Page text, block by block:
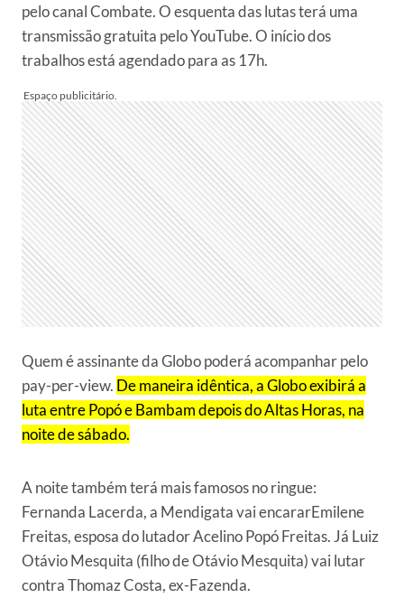
pelo canal Combate. O esquenta das lutas terá uma
transmissão gratuita pelo YouTube. O início dos
trabalhos está agendado para as 17h.
Quem é assinante da Globo poderá acompanhar pelo
pay-per-view. De maneira idêntica, a Globo exibirá a
luta entre Popó e Bambam depois do Altas Horas, na
noite de sábado.
A noite também terá mais famosos no ringue:
Fernanda Lacerda, a Mendigata vai encararEmilene
Freitas, esposa do lutador Acelino Popó Freitas. Já Luiz
Otávio Mesquita (filho de Otávio Mesquita) vai lutar
contra Thomaz Costa, ex-Fazenda.